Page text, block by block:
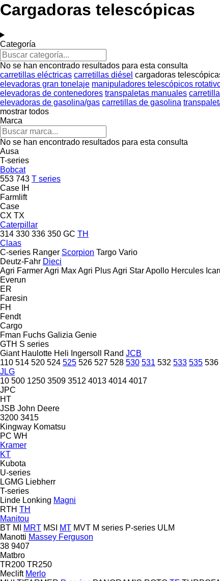
Cargadoras telescópicas
Categoría
No se han encontrado resultados para esta consulta
carretillas eléctricas carretillas diésel cargadoras
elevadoras gran tonelaje manipuladores telescópicos
elevadoras de contenedores transpaletas manuales
elevadoras de gasolina/gas carretillas de gasolina
mostrar todos
Marca
No se han encontrado resultados para esta consulta
Ausa
T-series
Bobcat
553 743 T series
Case IH
Farmlift
Case
CX TX
Caterpillar
314 330 336 350 GC TH
Claas
C-series Ranger Scorpion Targo Vario
Deutz-Fahr Dieci
Agri FarmerAgri MaxAgri PlusAgri StarApollo Hercules
Everun
ER
Faresin
FH
Fendt
Cargo
Fman Fuchs Galizia Genie
GTH S series
Giant Haulotte Heli Ingersoll Rand JCB
110 514 520 524 525 526 527 528 530 531 532 533 535 536
JLG
10 500 1250 3509 3512 4013 4014 4017
JPC
HT
JSB John Deere
3200 3415
Kingway Komatsu
PC WH
Kramer
KT
Kubota
U-series
LGMG Liebherr
T-series
Linde Lonking Magni
RTH TH
Manitou
BT MI MRT MSI MT MVT M series P-series ULM
Manotti Massey Ferguson
38 9407
Matbro
TR200 TR250
Meclift Merlo